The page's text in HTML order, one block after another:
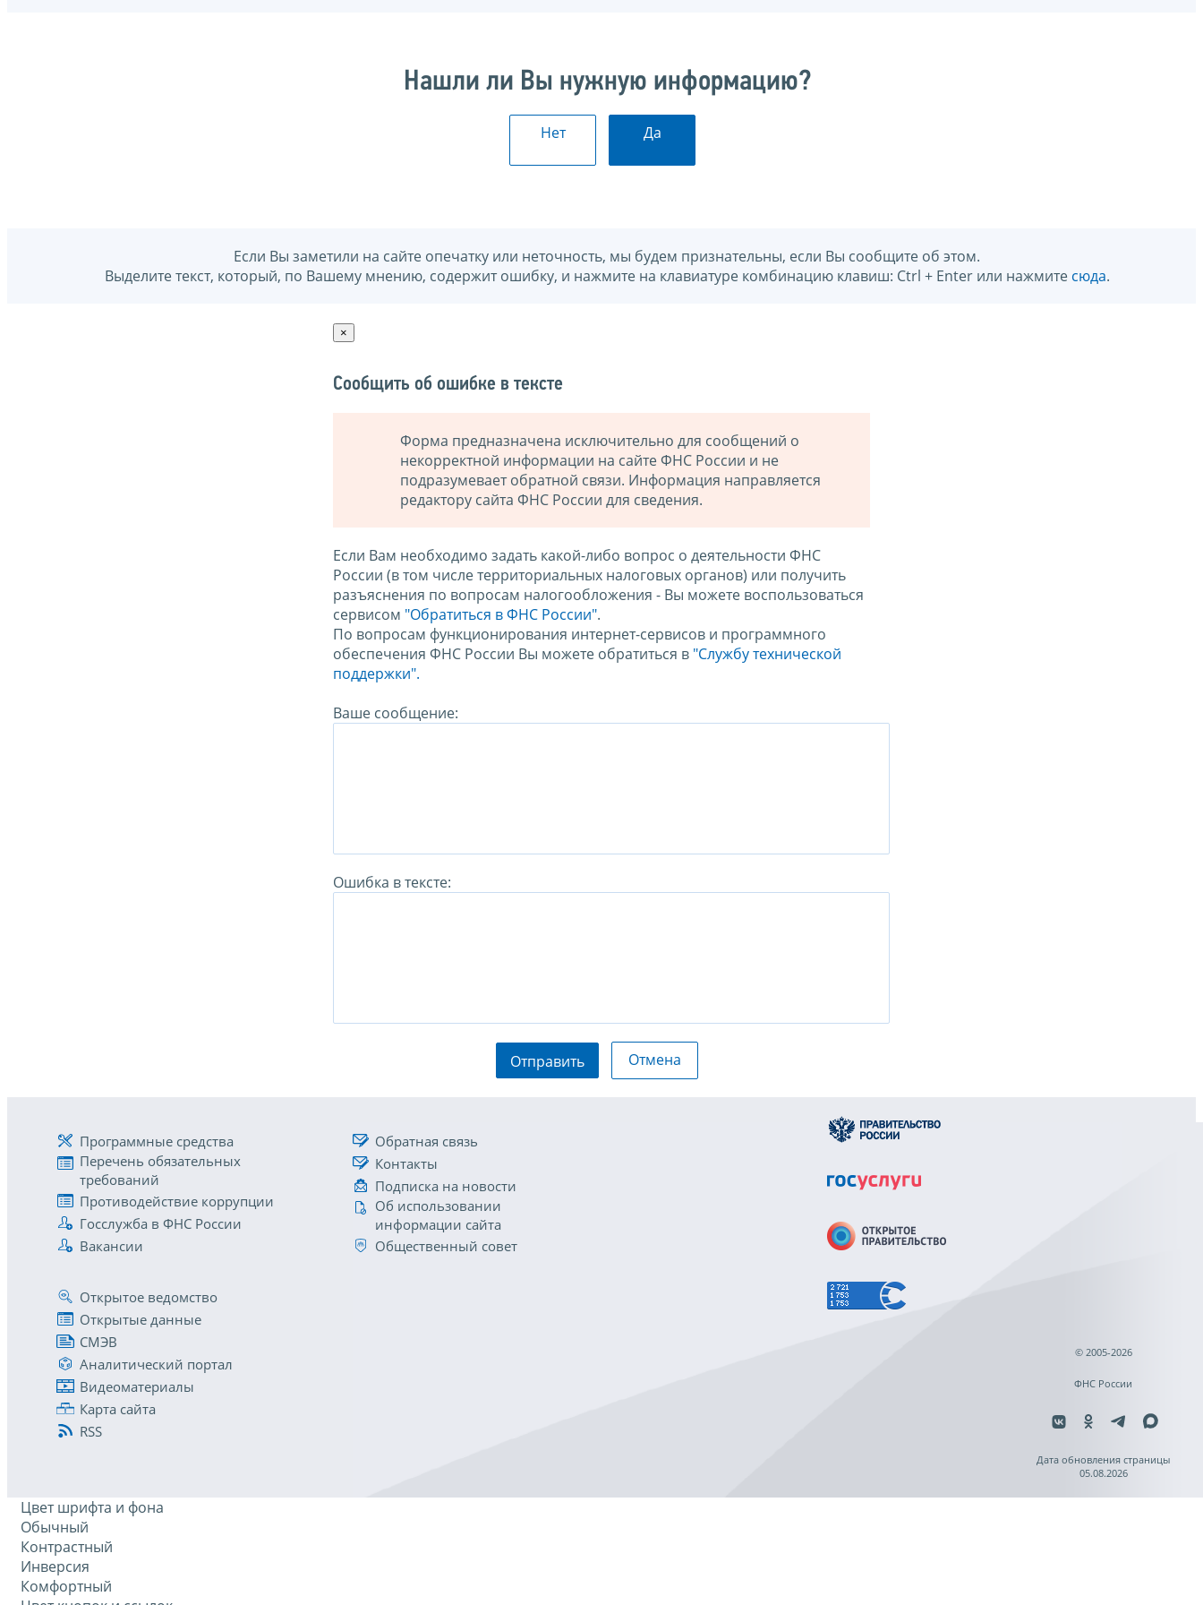
Нашли ли Вы нужную информацию?
Нет Да
Если Вы заметили на сайте опечатку или неточность, мы будем признательны, если Вы сообщите об этом.
Выделите текст, который, по Вашему мнению, содержит ошибку, и нажмите на клавиатуре комбинацию клавиш: Ctrl + Enter или нажмите сюда.
×
Сообщить об ошибке в тексте
Форма предназначена исключительно для сообщений о
некорректной информации на сайте ФНС России и не
подразумевает обратной связи. Информация направляется
редактору сайта ФНС России для сведения.
Если Вам необходимо задать какой-либо вопрос о деятельности ФНС
России (в том числе территориальных налоговых органов) или получить
разъяснения по вопросам налогообложения - Вы можете воспользоваться
сервисом "Обратиться в ФНС России".
По вопросам функционирования интернет-сервисов и программного
обеспечения ФНС России Вы можете обратиться в "Службу технической
поддержки".
Ваше сообщение:
Ошибка в тексте:
Отправить Отмена
Программные средства
Перечень обязательных
требований
Противодействие коррупции
Госслужба в ФНС России
Вакансии
Обратная связь
Контакты
Подписка на новости
Об использовании
информации сайта
Общественный совет
Открытое ведомство
Открытые данные
СМЭВ
Аналитический портал
Видеоматериалы
Карта сайта
RSS
© 2005-2026
ФНС России
Дата обновления страницы
05.08.2026
Цвет шрифта и фона
Обычный
Контрастный
Инверсия
Комфортный